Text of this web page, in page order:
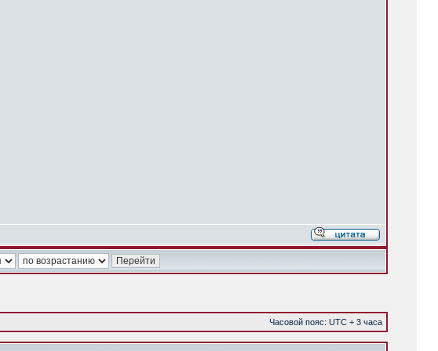
Часовой пояс: UTC + 3 часа